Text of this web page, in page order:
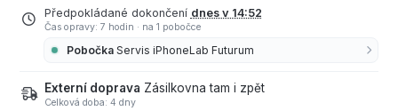
Předpokládané dokončení dnes v 14:52
Čas opravy: 7 hodin · na 1 pobočce
Pobočka Servis iPhoneLab Futurum
Externí doprava Zásilkovna tam i zpět
Celková doba: 4 dny